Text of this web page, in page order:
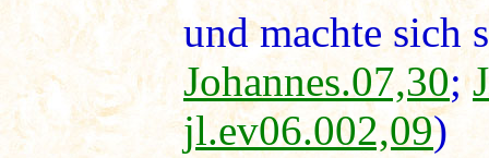
und machte sich
Johannes.07,30;
jl.ev06.002,09)